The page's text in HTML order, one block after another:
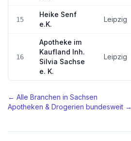
15
Heike Senf
e.K.
Leipzig
16
Apotheke im
Kaufland Inh.
Silvia Sachse
e. K.
Leipzig
← Alle Branchen in Sachsen
Apotheken & Drogerien bundesweit →